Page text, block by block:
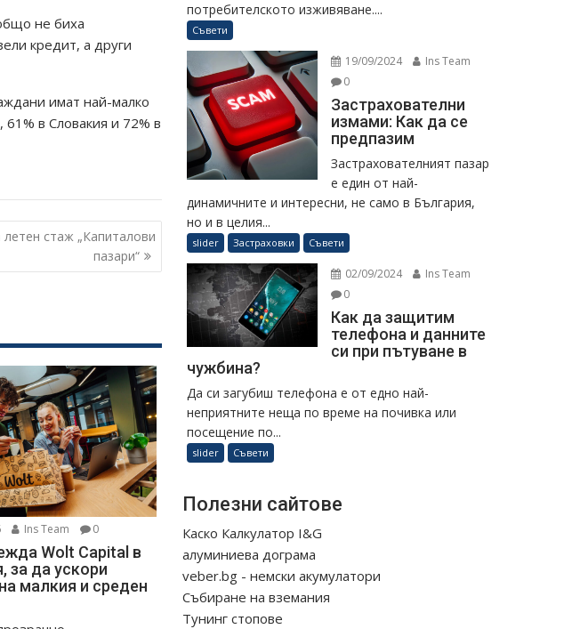
не биха
кредит, а други
имат най-малко
61% в Словакия и 72% в
стаж „Капиталови
пазари“
Ins Team 0
Wolt Capital в
за да ускори
малкия и среден
потребителското изживяване....
Съвети
19/09/2024
Ins Team
0
Застрахователни
измами: Как да се
предпазим
Застрахователният пазар
е един от най-
динамичните и интересни, не само в България,
но и в целия...
slider Застраховки Съвети
02/09/2024
Ins Team
0
Как да защитим
телефона и данните
си при пътуване в
чужбина?
Да си загубиш телефона е от едно най-
неприятните неща по време на почивка или
посещение по...
slider Съвети
Полезни сайтове
Каско Калкулатор I&G
алуминиева дограма
veber.bg - немски акумулатори
Събиране на вземания
Тунинг стопове